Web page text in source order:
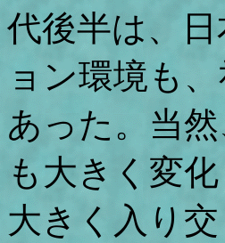
代後半は、
ョン環境も
あった。当
も大きく変
大きく入り